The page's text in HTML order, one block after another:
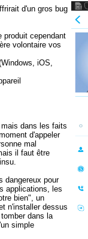
d'un gros bug
produit cependant
volontaire vos
iOS,
dans les faits
d'appeler
mal
il faut être
dangereux pour
applications, les
bien", un
n'installer dessus
dans la
simple